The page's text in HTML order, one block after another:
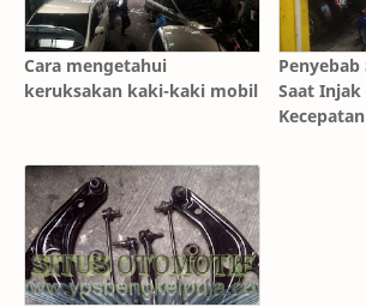
Cara mengetahui
keruksakan kaki-kaki mobil
Saat Injak